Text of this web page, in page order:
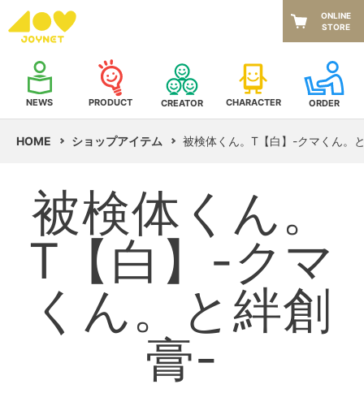
NEWS PRODUCT CREATOR CHARACTER ORDER
ONLINE
STORE
HOME ショップアイテム 被検体くん。T【白】-クマくん。
被検体くん。
T【白】-クマ
くん。と絆創
膏-